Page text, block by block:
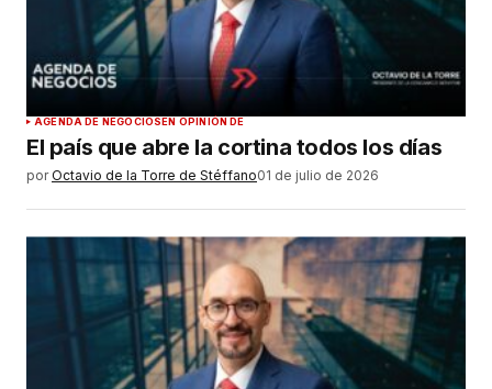
AGENDA DE NEGOCIOSEN OPINIÓN DE
El país que abre la cortina todos los días
por Octavio de la Torre de Stéffano01 de julio de 2026